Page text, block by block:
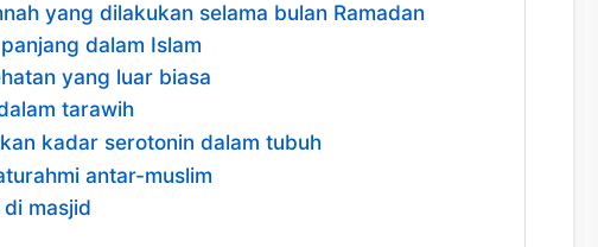
yang dilakukan selama bulan Ramadan
dalam Islam
yang luar biasa
tarawih
kadar serotonin dalam tubuh
antar-muslim
masjid